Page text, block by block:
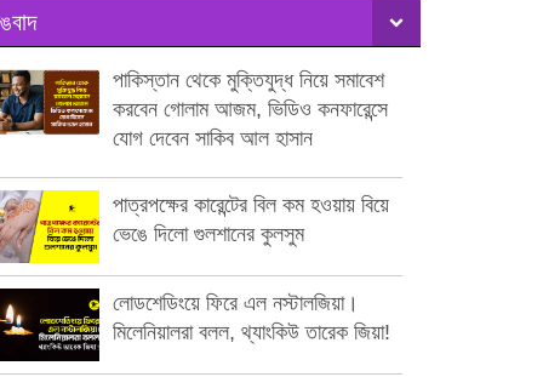
পাকিস্তান থেকে মুক্তিযুদ্ধ নিয়ে সমাবেশ
করবেন গোলাম আজম, ভিডিও কনফারেন্সে
যোগ দেবেন সাকিব আল হাসান
পাত্রপক্ষের কারেন্টের বিল কম হওয়ায় বিয়ে
ভেঙে দিলো গুলশানের কুলসুম
লোডশেডিংয়ে ফিরে এল নস্টালজিয়া।
মিলেনিয়ালরা বলল, থ্যাংকিউ তারেক জিয়া!